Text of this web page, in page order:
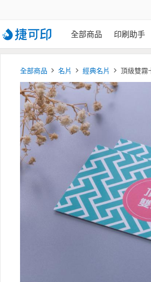
全部商品 印刷助手
全部商品 名片 經典名片 頂級雙霧